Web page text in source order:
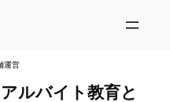
運営
ルバイト教育と